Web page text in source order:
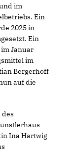
im
Ein
2025 in
Ein
Januar
im
Bergerhoff
auf die
Ina Hartwig